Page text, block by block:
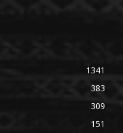
1341
383
309
151